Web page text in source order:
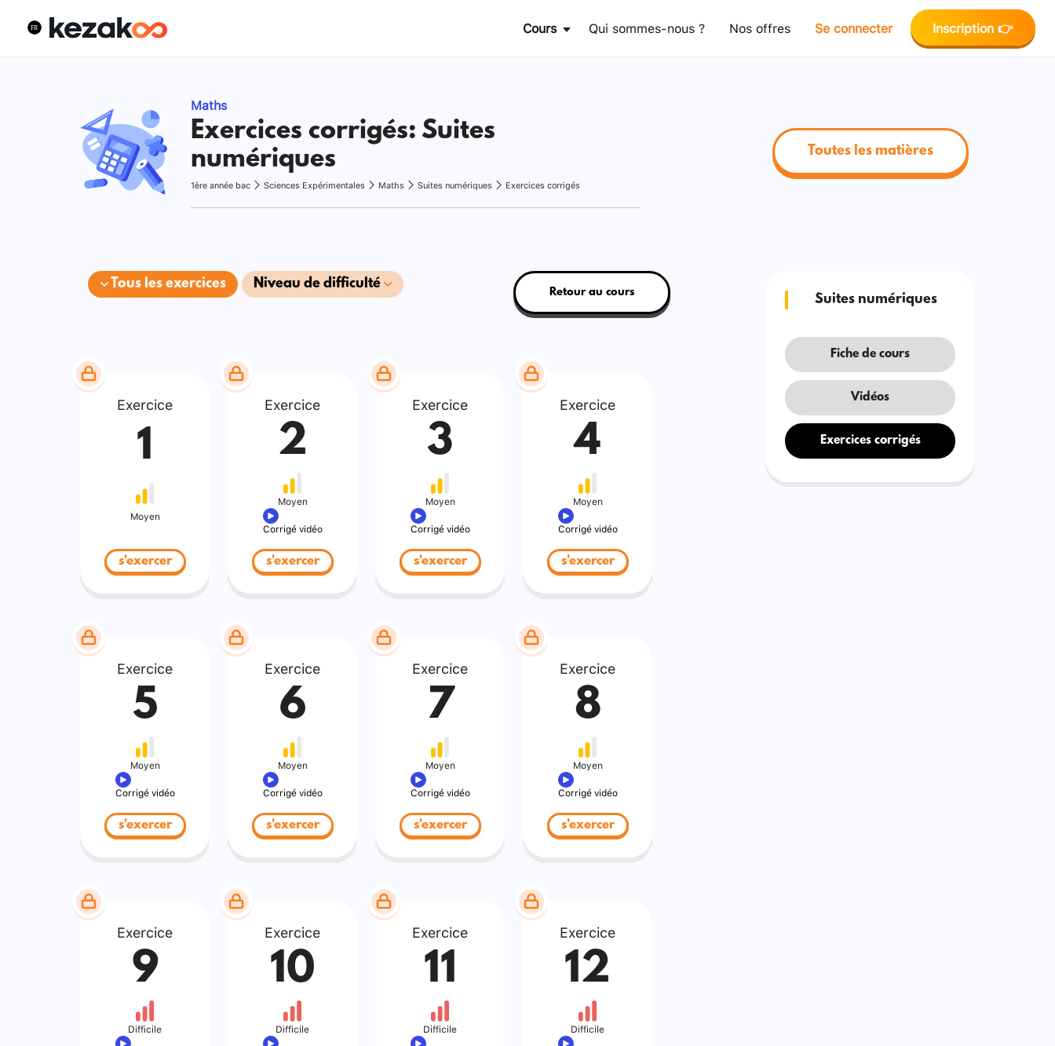
Cours Qui sommes-nous ? Nos offres Se connecter Inscription 👉
Maths
Exercices corrigés: Suites
numériques
1ère année bac Sciences Expérimentales Maths Suites numériques Exercices corrigés
Toutes les matières
Tous les exercices Niveau de difficulté
Retour au cours
Exercice
1
Moyen
s'exercer
Exercice
2
Moyen
Corrigé vidéo
s'exercer
Exercice
3
Moyen
Corrigé vidéo
s'exercer
Exercice
4
Moyen
Corrigé vidéo
s'exercer
Exercice
5
Moyen
Corrigé vidéo
s'exercer
Exercice
6
Moyen
Corrigé vidéo
s'exercer
Exercice
7
Moyen
Corrigé vidéo
s'exercer
Exercice
8
Moyen
Corrigé vidéo
s'exercer
Exercice
9
Difficile
Exercice
10
Difficile
Exercice
11
Difficile
Exercice
12
Difficile
Suites numériques
Fiche de cours
Vidéos
Exercices corrigés